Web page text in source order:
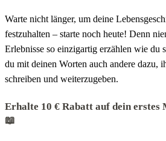
Warte nicht länger, um deine
festzuhalten – starte noch heute! Denn
Erlebnisse so einzigartig erzählen wie du
du mit deinen Worten auch andere dazu,
schreiben und weiterzugeben.
Erhalte 10 € Rabatt auf dein
📖